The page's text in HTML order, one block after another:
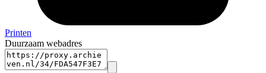
Printen
Duurzaam webadres